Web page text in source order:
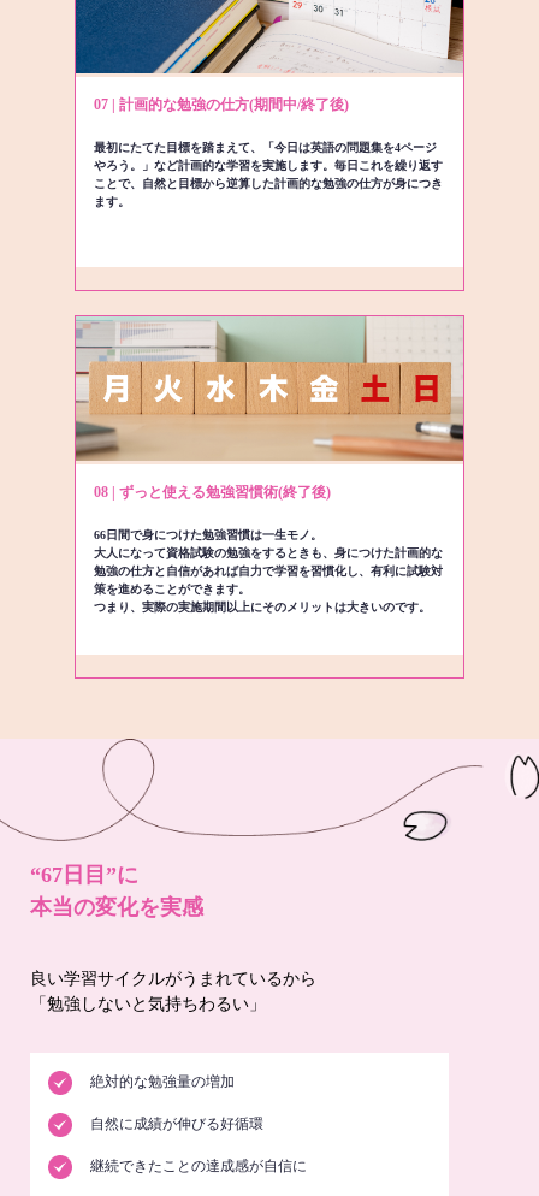
07 | 計画的な勉強の仕方(期間中/終了後)
最初にたてた目標を踏まえて、「今日は英語の問題集を4ページ
やろう。」など計画的な学習を実施します。毎日これを繰り返す
ことで、自然と目標から逆算した計画的な勉強の仕方が身につき
ます。
08 | ずっと使える勉強習慣術(終了後)
66日間で身につけた勉強習慣は一生モノ。
大人になって資格試験の勉強をするときも、身につけた計画的な
勉強の仕方と自信があれば自力で学習を習慣化し、有利に試験対
策を進めることができます。
つまり、実際の実施期間以上にそのメリットは大きいのです。
“67日目”に
本当の変化を実感
良い学習サイクルがうまれているから
「勉強しないと気持ちわるい」
絶対的な勉強量の増加
自然に成績が伸びる好循環
継続できたことの達成感が自信に